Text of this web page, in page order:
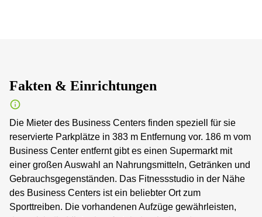
Fakten & Einrichtungen
Die Mieter des Business Centers finden speziell für sie
reservierte Parkplätze in 383 m Entfernung vor. 186 m vom
Business Center entfernt gibt es einen Supermarkt mit
einer großen Auswahl an Nahrungsmitteln, Getränken und
Gebrauchsgegenständen. Das Fitnessstudio in der Nähe
des Business Centers ist ein beliebter Ort zum
Sporttreiben. Die vorhandenen Aufzüge gewährleisten,